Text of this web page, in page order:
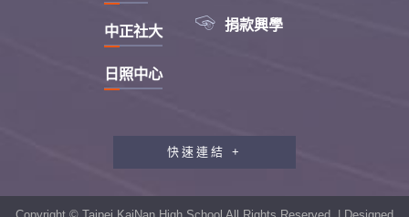
 捐款興學
中正社大
日照中心
快速連結 +
教職員工研習專區